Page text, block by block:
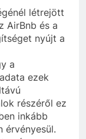
létrejött
AirBnb és a
nyújt a
a
ezek
részéről ez
inkább
érvényesül.